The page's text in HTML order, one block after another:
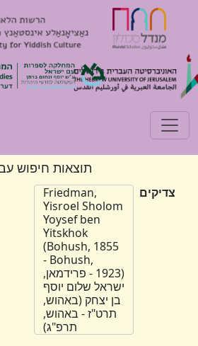
Toggle navigation
תוצאות חיפוש עבור
צדיקים
Friedman,
Yisroel Sholom
Yoysef ben
Yitskhok
(Bohush, 1855
- Bohush,
1923) - פרידמאן,
ישראל שלום יוסף
בן יצחק (באהוש,
תרט"ז - באהוש,
תרפ"ג)